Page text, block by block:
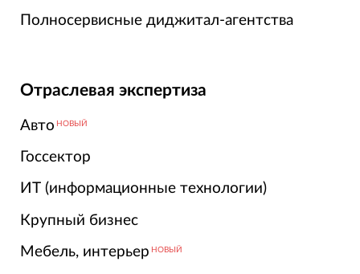
Полносервисные диджитал-агентства
Отраслевая экспертиза
Авто НОВЫЙ
Госсектор
ИТ (информационные технологии)
Крупный бизнес
Мебель, интерьер НОВЫЙ